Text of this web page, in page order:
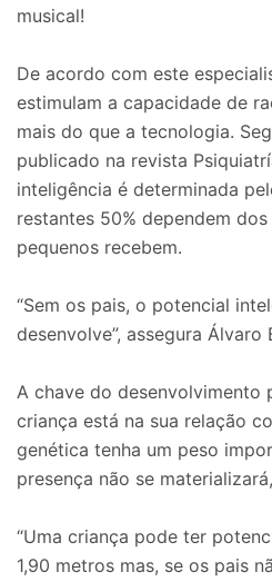
musical!
De acordo com este
estimulam a capacidade de
mais do que a tecnologia.
publicado na revista
inteligência é determinada
restantes 50% dependem
pequenos recebem.
“Sem os pais, o potencial
desenvolve”, assegura Álvaro
A chave do desenvolvimento
criança está na sua relação
genética tenha um peso
presença não se
“Uma criança pode ter
1,90 metros mas, se os pais